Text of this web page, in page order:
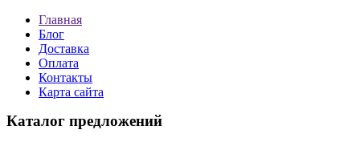
Главная
Блог
Доставка
Оплата
Контакты
Карта сайта
Каталог предложений